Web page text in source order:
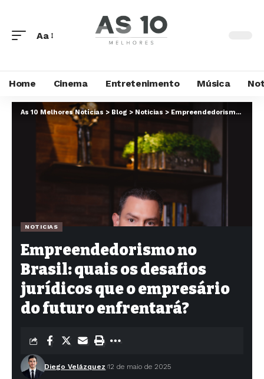
Aa
Home Cinema Entretenimento Música
As 10 Melhores Notícias > Blog > Noticias > Empreendedorismo no Brasil: quais os desafios jurídicos que o empresário do futuro enfrentará?
NOTICIAS
Empreendedorismo no
Brasil: quais os desafios
jurídicos que o empresário
do futuro enfrentará?
Diego Velázquez 12 de maio de 2025